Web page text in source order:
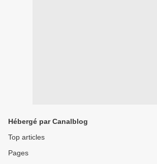
Hébergé par Canalblog
Top articles
Pages